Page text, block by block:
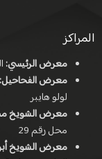
المراكز
معرض الرئيسي:
معرض الفحاحيل:
لولو هايبر
معرض الشويخ
محل رقم 29
معرض الشويخ